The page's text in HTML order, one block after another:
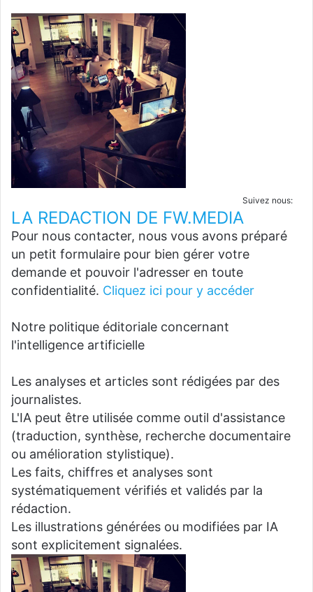
Suivez nous:
LA REDACTION DE FW.MEDIA
Pour nous contacter, nous vous avons préparé
un petit formulaire pour bien gérer votre
demande et pouvoir l'adresser en toute
confidentialité. Cliquez ici pour y accéder
Notre politique éditoriale concernant
l'intelligence artificielle
Les analyses et articles sont rédigées par des
journalistes.
L'IA peut être utilisée comme outil d'assistance
(traduction, synthèse, recherche documentaire
ou amélioration stylistique).
Les faits, chiffres et analyses sont
systématiquement vérifiés et validés par la
rédaction.
Les illustrations générées ou modifiées par IA
sont explicitement signalées.